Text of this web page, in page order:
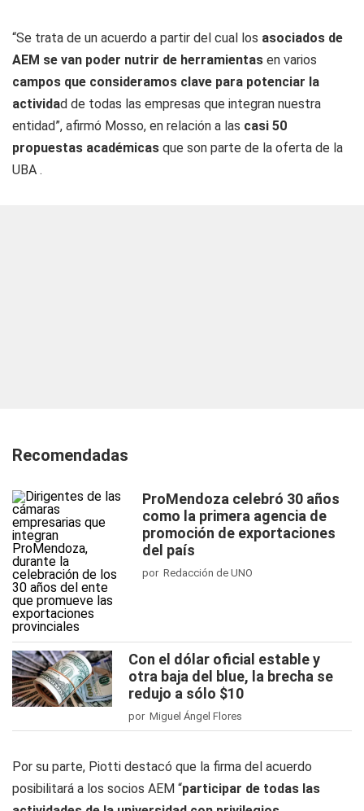
“Se trata de un acuerdo a partir del cual los asociados de
AEM se van poder nutrir de herramientas en varios
campos que consideramos clave para potenciar la
actividad de todas las empresas que integran nuestra
entidad”, afirmó Mosso, en relación a las casi 50
propuestas académicas que son parte de la oferta de la
UBA .
Recomendadas
ProMendoza celebró 30 años
como la primera agencia de
promoción de exportaciones
del país
por Redacción de UNO
Con el dólar oficial estable y
otra baja del blue, la brecha se
redujo a sólo $10
por Miguel Ángel Flores
Por su parte, Piotti destacó que la firma del acuerdo
posibilitará a los socios AEM “participar de todas las